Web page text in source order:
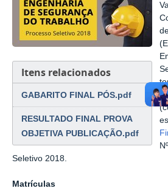
Itens relacionados
GABARITO FINAL PÓS.pdf
RESULTADO FINAL PROVA
OBJETIVA PUBLICAÇÃO.pdf
Seletivo 2018.
Matrículas